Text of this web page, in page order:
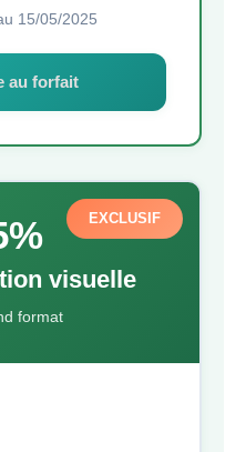
15/05/2025
au forfait
EXCLUSIF
visuelle
format